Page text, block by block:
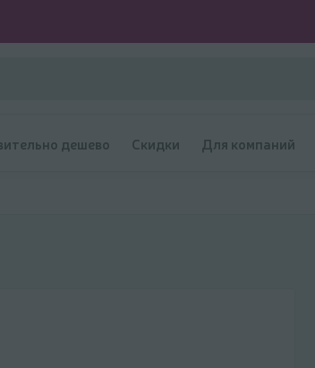
дешево Скидки Для компаний